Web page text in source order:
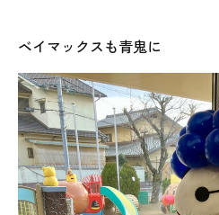
ベイマックスも青鬼に